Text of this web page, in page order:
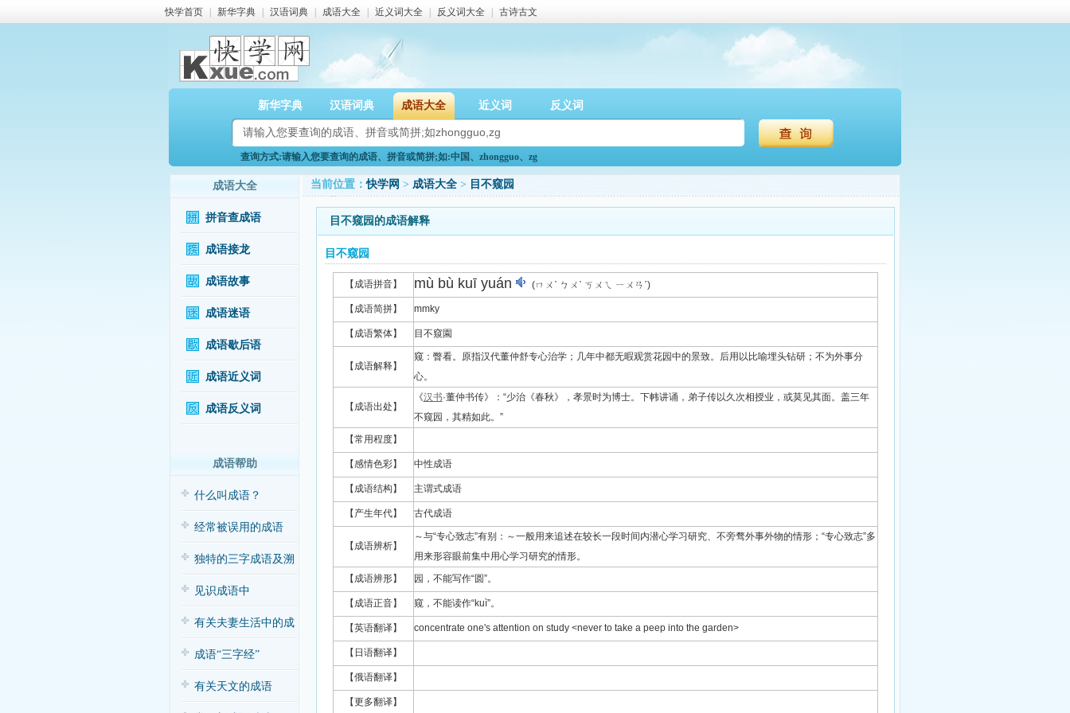
快学首页 新华字典 汉语词典 成语大全 近义词大全 反义词大全 古诗古文
新华字典 汉语词典 成语大全 近义词 反义词
查询方式:请输入您要查询的成语、拼音或简拼;如:中国、zhongguo、zg
成语大全
拼音查成语
成语接龙
成语故事
成语迷语
成语歇后语
成语近义词
成语反义词
成语帮助
什么叫成语？
经常被误用的成语
独特的三字成语及溯
源
见识成语中
的“三”与“五”
有关夫妻生活中的成
语应用（搞笑
成语“三字经”
有关天文的成语
当前位置：快学网 > 成语大全 > 目不窥园
目不窥园的成语解释
目不窥园
【成语拼音】 mù bù kuī yuán (ㄇㄨˋ ㄅㄨˋ ㄎㄨㄟ ㄧㄨㄢˊ)
【成语简拼】 mmky
【成语繁体】 目不窺園
【成语解释】
窥：瞥看。原指汉代董仲舒专心治学；几年中都无暇观赏花园中的景致。后用以比喻埋头钻研；不为外事分
心。
【成语出处】
《汉书·董仲书传》：“少治《春秋》，孝景时为博士。下帏讲诵，弟子传以久次相授业，或莫见其面。盖三年
不窥园，其精如此。”
【常用程度】
【感情色彩】 中性成语
【成语结构】 主谓式成语
【产生年代】 古代成语
【成语辨析】
～与“专心致志”有别：～一般用来追述在较长一段时间内潜心学习研究、不旁骛外事外物的情形；“专心致志”多
用来形容眼前集中用心学习研究的情形。
【成语辨形】
园，不能写作“圆”。
【成语正音】 窥，不能读作“kuì”。
【英语翻译】 concentrate one's attention on study <never to take a peep into the garden>
【日语翻译】
【俄语翻译】
【更多翻译】